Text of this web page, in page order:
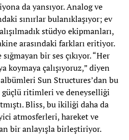
da yansıyor. Analog ve
sınırlar bulanıklaşıyor; ev
stüdyo ekipmanları,
arasındaki farkları eritiyor.
bir ses çıkıyor. “Her
koymaya çalışıyoruz,” diyen
Sun Structures’dan bu
ritimleri ve deneyselliği
Bliss, bu ikiliği daha da
atmosferleri, hareket ve
bir anlayışla birleştiriyor.